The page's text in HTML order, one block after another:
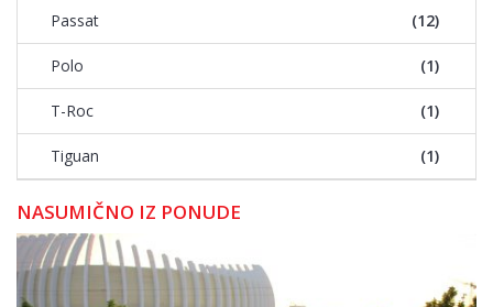
Passat (12)
Polo (1)
T-Roc (1)
Tiguan (1)
NASUMIČNO IZ PONUDE